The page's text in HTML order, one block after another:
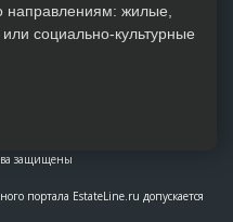
защищены
портала EstateLine.ru допускается
направлениям: жилые,
социально-культурные